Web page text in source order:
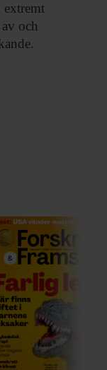
extremt
och